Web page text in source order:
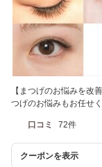
【まつげのお悩みを改
つげのお悩みもお任せ
口コミ 72件
クーポンを表示